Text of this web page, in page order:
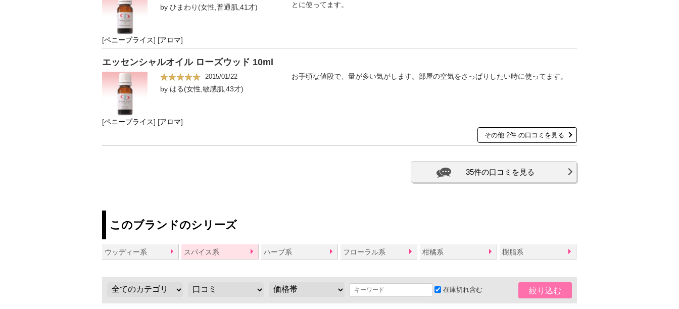
by ひまわり(女性,普通肌,41才)
とに使ってます。
[ペニープライス] [アロマ]
エッセンシャルオイル ローズウッド 10ml
2015/01/22
by はる(女性,敏感肌,43才)
お手頃な値段で、量が多い気がします。部屋の空気をさっぱりしたい時に使ってます。
[ペニープライス] [アロマ]
その他 2件 の口コミを見る
35件の口コミを見る
このブランドのシリーズ
ウッディー系 スパイス系 ハーブ系 フローラル系 柑橘系 樹脂系
在庫切れ含む 絞り込む